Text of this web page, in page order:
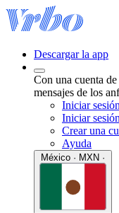
Descargar la app
Con una cuenta
mensajes de los
Iniciar
Iniciar
Crear una
Ayuda